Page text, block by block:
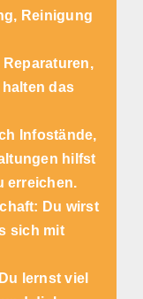
Reinigung
das
Infostände,
hilfst
erreichen.
Du wirst
sich mit
lernst viel